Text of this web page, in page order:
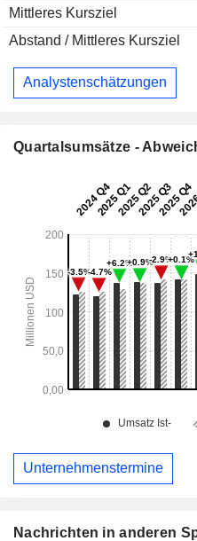
Nachrichten in anderen
Mittleres Kursziel
Abstand / Mittleres Kursziel
Analystenschätzungen
Quartalsumsätze -
Unternehmenstermine